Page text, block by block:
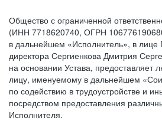
Общество с ограниченной
(ИНН 7718620740, ОГРН
в дальнейшем «Исполнитель», в лице
директора Сергиенкова Дмитрия
на основании Устава, предоставляет
лицу, именуемому в дальнейшем
по содействию в трудоустройстве и
посредством предоставления
Исполнителя.